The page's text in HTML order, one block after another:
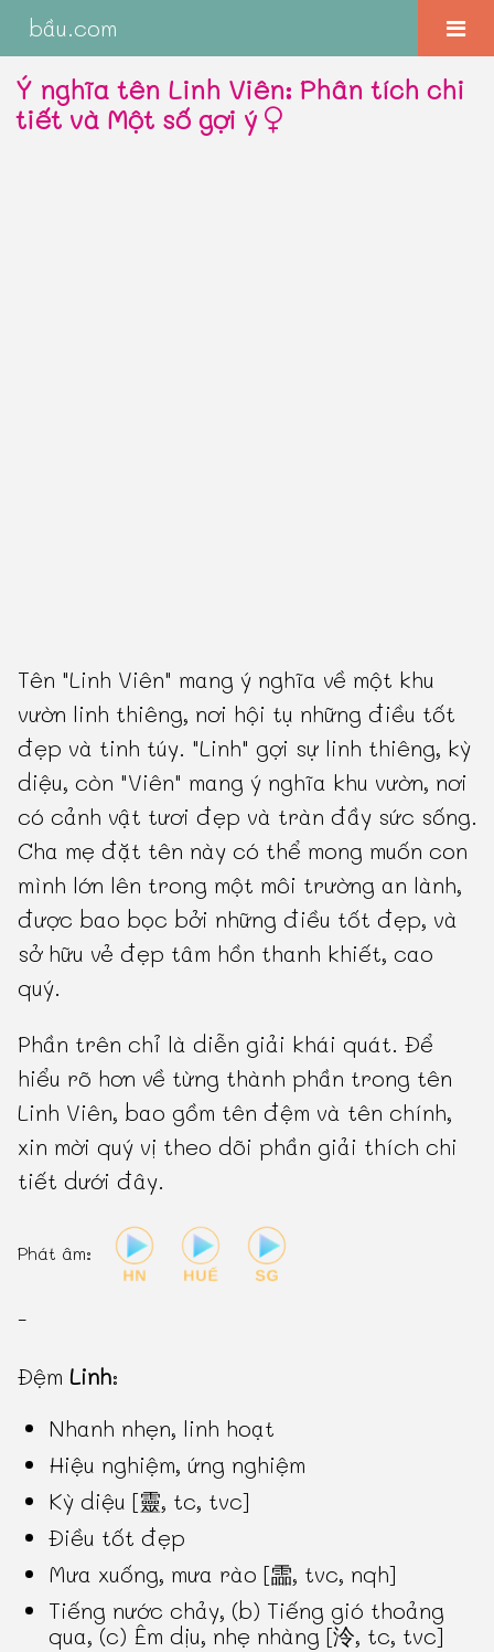
bầu.com
Ý nghĩa tên Linh Viên: Phân tích chi
tiết và Một số gợi ý
Tên "Linh Viên" mang ý nghĩa về một khu
vườn linh thiêng, nơi hội tụ những điều tốt
đẹp và tinh túy. "Linh" gợi sự linh thiêng, kỳ
diệu, còn "Viên" mang ý nghĩa khu vườn, nơi
có cảnh vật tươi đẹp và tràn đầy sức sống.
Cha mẹ đặt tên này có thể mong muốn con
mình lớn lên trong một môi trường an lành,
được bao bọc bởi những điều tốt đẹp, và
sở hữu vẻ đẹp tâm hồn thanh khiết, cao
quý.
Phần trên chỉ là diễn giải khái quát. Để
hiểu rõ hơn về từng thành phần trong tên
Linh Viên, bao gồm tên đệm và tên chính,
xin mời quý vị theo dõi phần giải thích chi
tiết dưới đây.
Phát âm:
-
ĐệmLinh:
Nhanh nhẹn, linh hoạt
Hiệu nghiệm, ứng nghiệm
Kỳ diệu [靈, tc, tvc]
Điều tốt đẹp
Mưa xuống, mưa rào [霝, tvc, nqh]
Tiếng nước chảy, (b) Tiếng gió thoảng
qua, (c) Êm dịu, nhẹ nhàng [泠, tc, tvc]